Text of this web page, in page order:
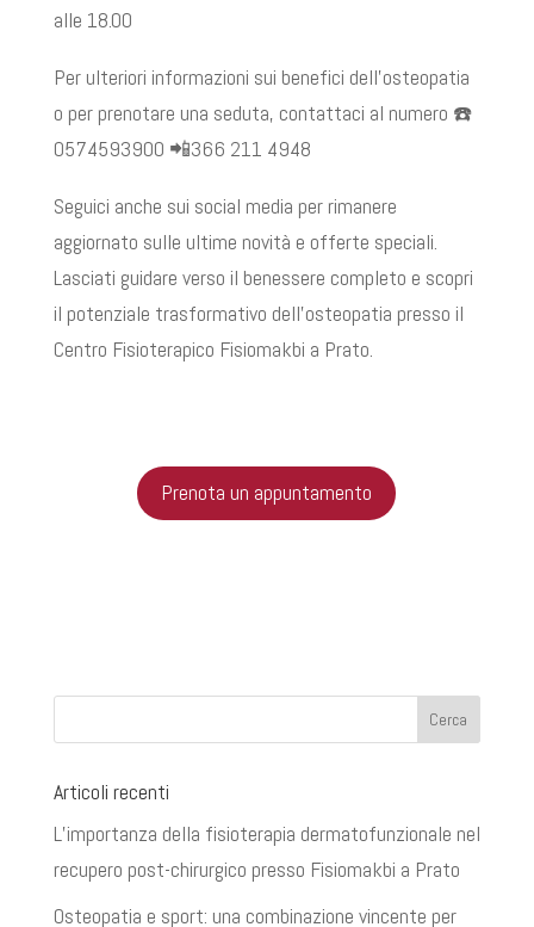
alle 18.00
Per ulteriori informazioni sui benefici dell’osteopatia
o per prenotare una seduta, contattaci al numero ☎️
0574593900 📲366 211 4948
Seguici anche sui social media per rimanere
aggiornato sulle ultime novità e offerte speciali.
Lasciati guidare verso il benessere completo e scopri
il potenziale trasformativo dell’osteopatia presso il
Centro Fisioterapico Fisiomakbi a Prato.
Prenota un appuntamento
Articoli recenti
L’importanza della fisioterapia dermatofunzionale nel
recupero post-chirurgico presso Fisiomakbi a Prato
Osteopatia e sport: una combinazione vincente per